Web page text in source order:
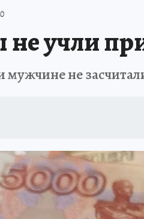
ИТОГИ ГОДА ЗАПОВЕДНАЯ
не учли
не